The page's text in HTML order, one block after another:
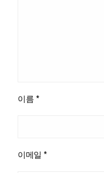
이름 *
이메일 *